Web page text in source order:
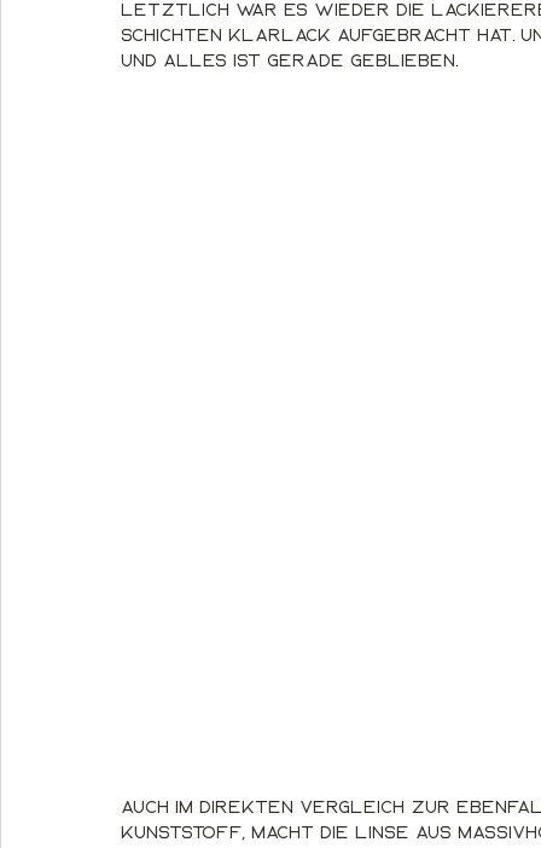
Letztlich war es wieder die
Schichten Klarlack aufgebracht hat.
und alles ist gerade geblieben.
Auch im direkten Vergleich zur
Kunststoff, macht die Linse aus